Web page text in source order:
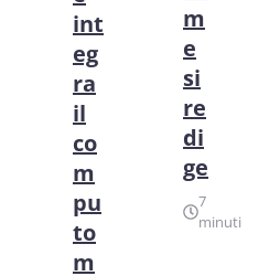
int
eg
ra
il
co
m
pu
to
m
m
e
si
re
di
ge
7
minuti